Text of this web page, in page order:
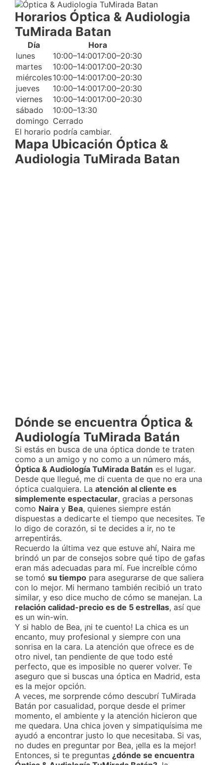
Horarios Óptica & Audiologia
TuMirada Batan
Día
Hora
lunes
10:00–14:0017:00–20:30
martes
10:00–14:0017:00–20:30
miércoles10:00–14:0017:00–20:30
jueves
10:00–14:0017:00–20:30
viernes
10:00–14:0017:00–20:30
sábado
10:00–13:30
domingo Cerrado
El horario podría cambiar.
Mapa Ubicación Óptica &
Audiologia TuMirada Batan
Dónde se encuentra Óptica &
Audiología TuMirada Batán
Si estás en busca de una óptica donde te traten
como a un amigo y no como a un número más,
Óptica & Audiología TuMirada Batán es el lugar.
Desde que llegué, me di cuenta de que no era una
óptica cualquiera. La atención al cliente es
simplemente espectacular, gracias a personas
como Naira y Bea, quienes siempre están
dispuestas a dedicarte el tiempo que necesites. Te
lo digo de corazón, si te decides a ir, no te
arrepentirás.
Recuerdo la última vez que estuve ahí, Naira me
brindó un par de consejos sobre qué tipo de gafas
eran más adecuadas para mí. Fue increíble cómo
se tomó su tiempo para asegurarse de que saliera
con lo mejor. Mi hermano también recibió un trato
similar, y eso dice mucho de cómo se manejan. La
relación calidad-precio es de 5 estrellas, así que
es un win-win.
Y si hablo de Bea, ¡ni te cuento! La chica es un
encanto, muy profesional y siempre con una
sonrisa en la cara. La atención que ofrece es de
otro nivel, tan pendiente de que todo esté
perfecto, que es imposible no querer volver. Te
aseguro que si buscas una óptica en Madrid, esta
es la mejor opción.
A veces, me sorprende cómo descubrí TuMirada
Batán por casualidad, porque desde el primer
momento, el ambiente y la atención hicieron que
me quedara. Una chica joven y simpatiquísima me
ayudó a encontrar justo lo que necesitaba. Si vas,
no dudes en preguntar por Bea, ¡ella es la mejor!
Entonces, si te preguntas ¿dónde se encuentra